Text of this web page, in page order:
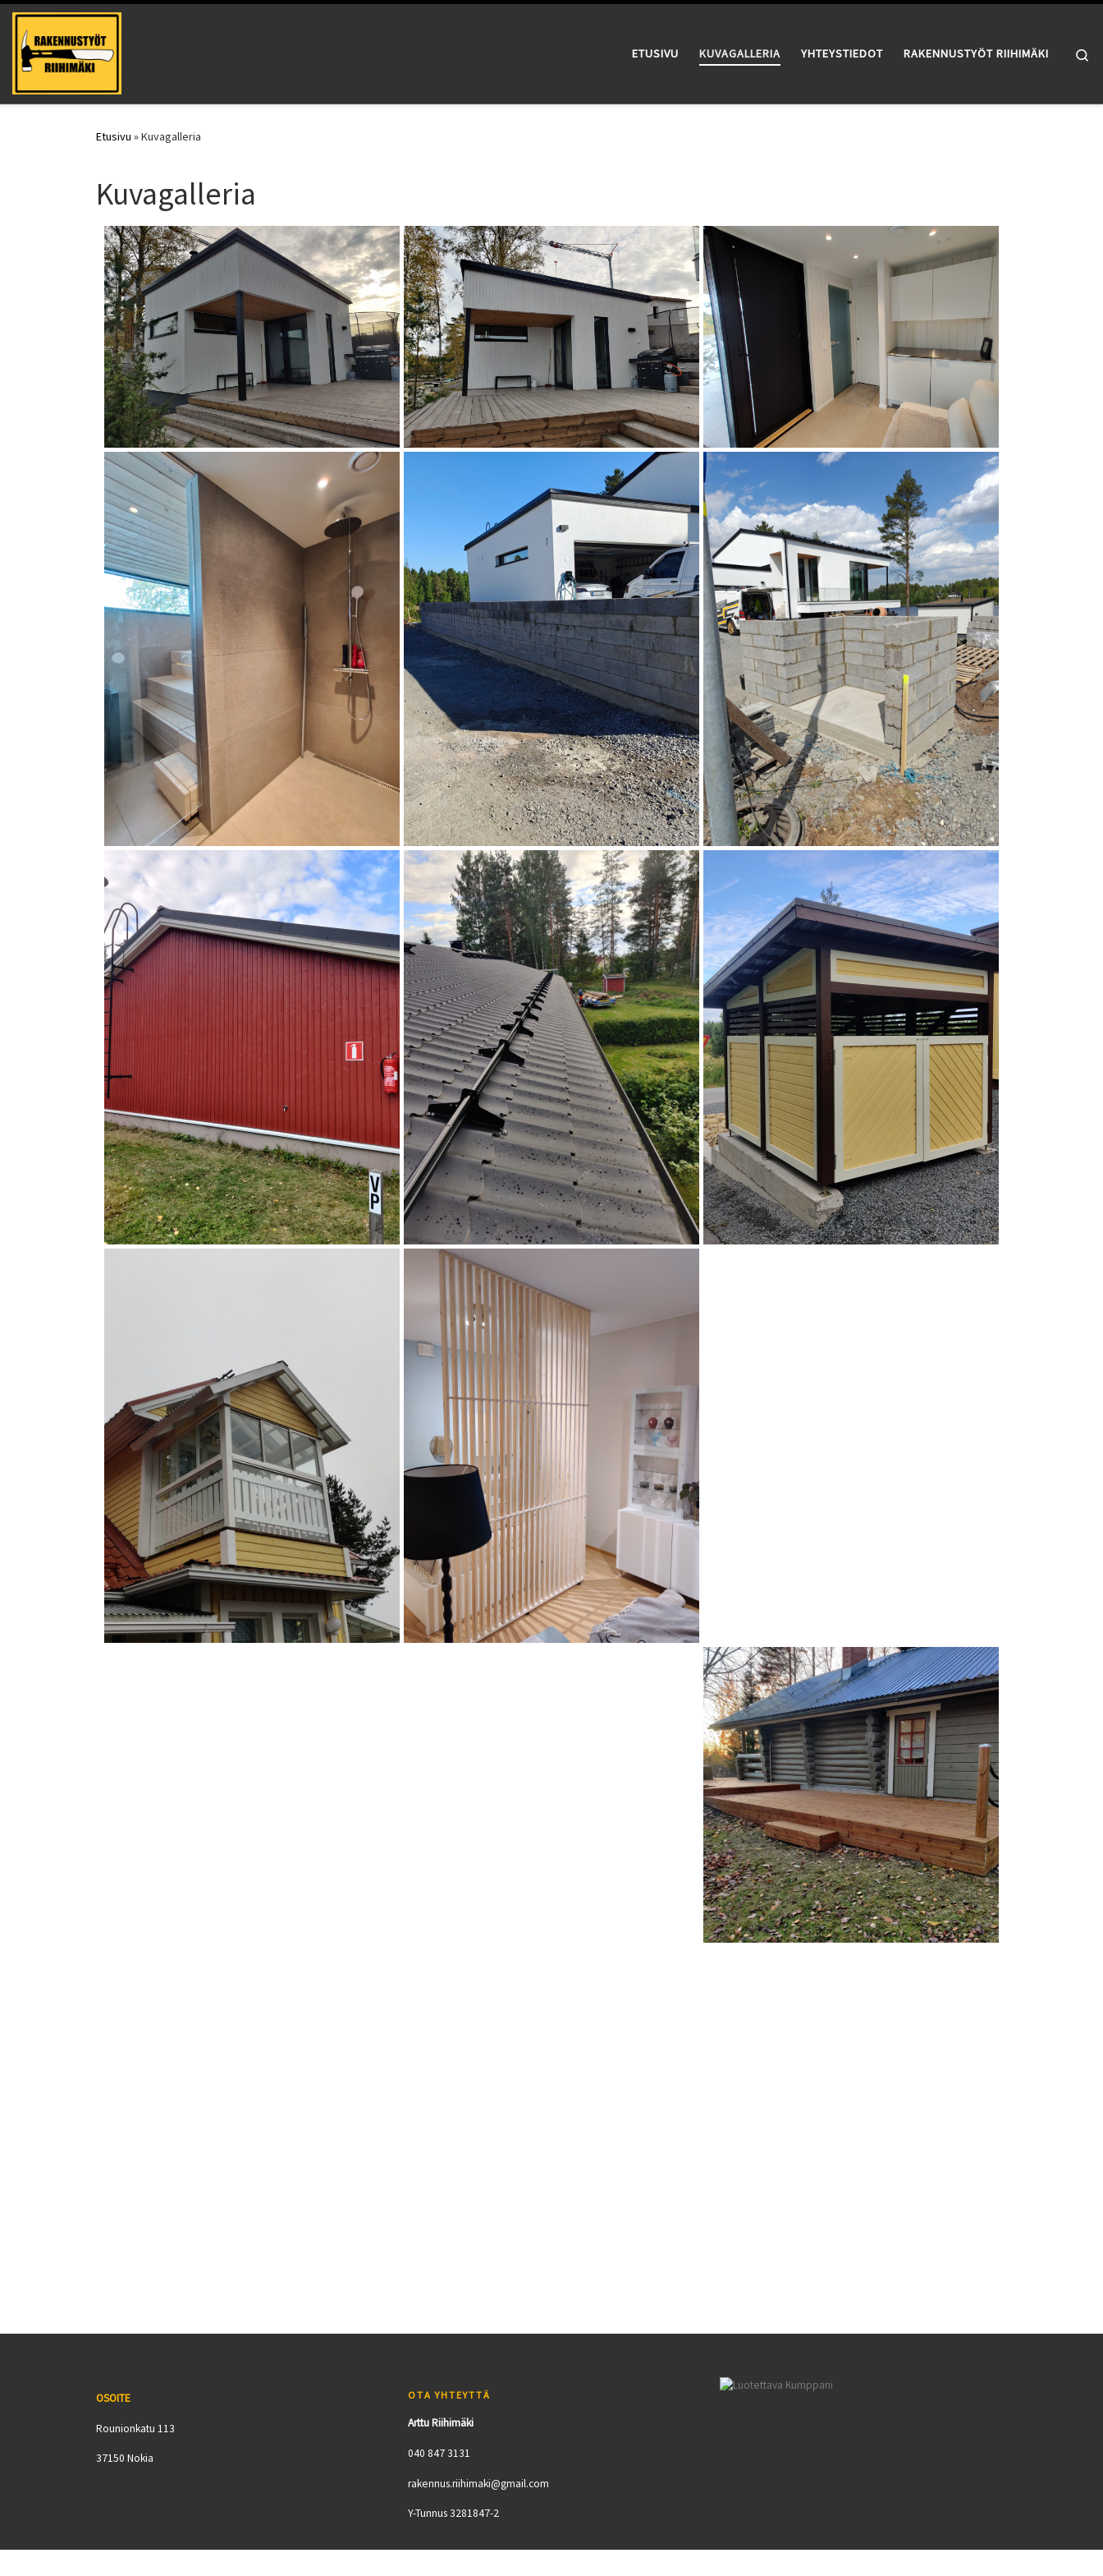
ETUSIVU KUVAGALLERIA YHTEYSTIEDOT RAKENNUSTYÖT RIIHIMÄKI
Etusivu »Kuvagalleria
Kuvagalleria
OSOITE
Rounionkatu 113
37150 Nokia
OTA YHTEYTTÄ
Arttu Riihimäki
040 847 3131
rakennus.riihimaki@gmail.com
Y-Tunnus 3281847-2